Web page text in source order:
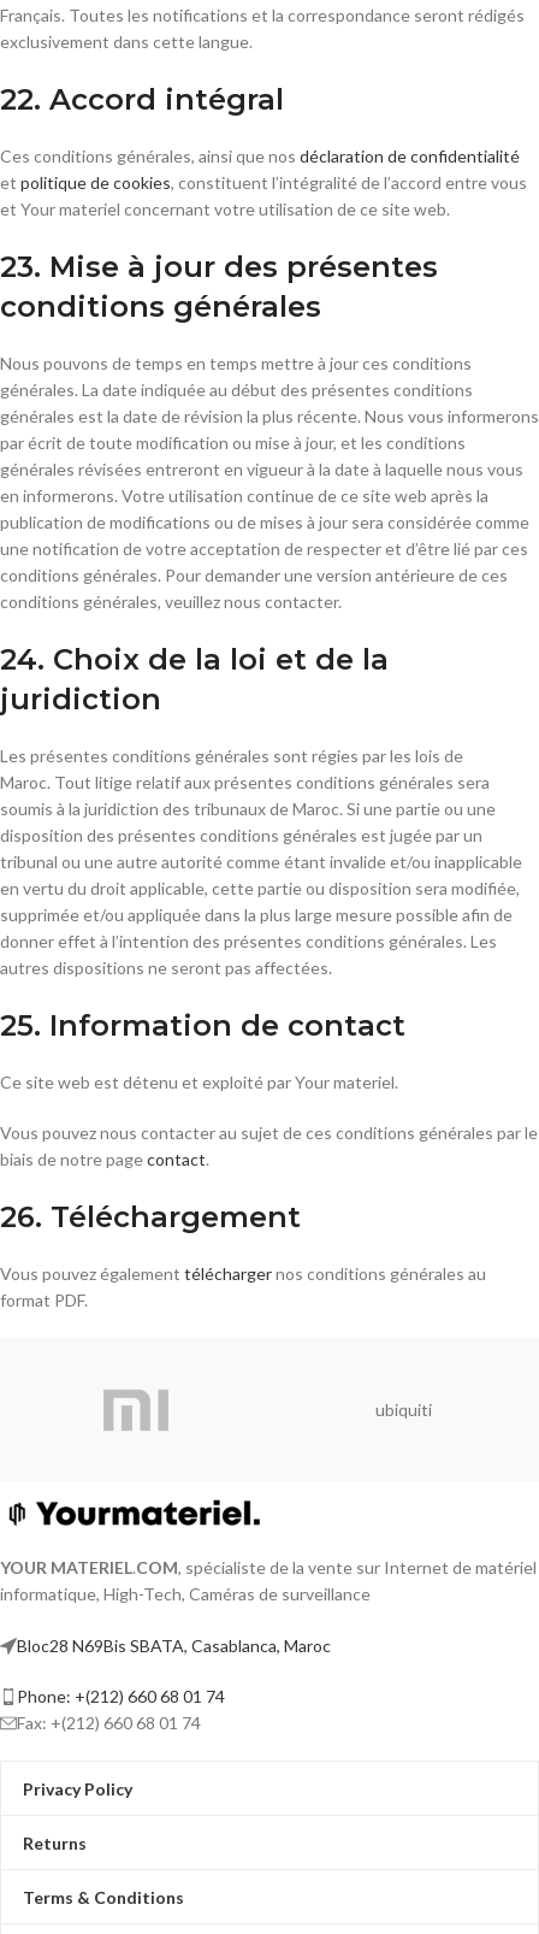
Français. Toutes les notifications et la correspondance seront rédigés
exclusivement dans cette langue.
22. Accord intégral
Ces conditions générales, ainsi que nos déclaration de confidentialité
et politique de cookies, constituent l’intégralité de l’accord entre vous
et Your materiel concernant votre utilisation de ce site web.
23. Mise à jour des présentes
conditions générales
Nous pouvons de temps en temps mettre à jour ces conditions
générales. La date indiquée au début des présentes conditions
générales est la date de révision la plus récente. Nous vous informerons
par écrit de toute modification ou mise à jour, et les conditions
générales révisées entreront en vigueur à la date à laquelle nous vous
en informerons. Votre utilisation continue de ce site web après la
publication de modifications ou de mises à jour sera considérée comme
une notification de votre acceptation de respecter et d’être lié par ces
conditions générales. Pour demander une version antérieure de ces
conditions générales, veuillez nous contacter.
24. Choix de la loi et de la
juridiction
Les présentes conditions générales sont régies par les lois de
Maroc. Tout litige relatif aux présentes conditions générales sera
soumis à la juridiction des tribunaux de Maroc. Si une partie ou une
disposition des présentes conditions générales est jugée par un
tribunal ou une autre autorité comme étant invalide et/ou inapplicable
en vertu du droit applicable, cette partie ou disposition sera modifiée,
supprimée et/ou appliquée dans la plus large mesure possible afin de
donner effet à l’intention des présentes conditions générales. Les
autres dispositions ne seront pas affectées.
25. Information de contact
Ce site web est détenu et exploité par Your materiel.
Vous pouvez nous contacter au sujet de ces conditions générales par le
biais de notre pagecontact.
26. Téléchargement
Vous pouvez également téléchargernos conditions générales au
format PDF.
ubiquiti
YOUR MATERIEL.COM, spécialiste de la vente sur Internet de matériel
informatique, High-Tech, Caméras de surveillance
Bloc28 N69Bis SBATA, Casablanca, Maroc
Phone: +(212) 660 68 01 74
Fax: +(212) 660 68 01 74
Privacy Policy
Returns
Terms & Conditions